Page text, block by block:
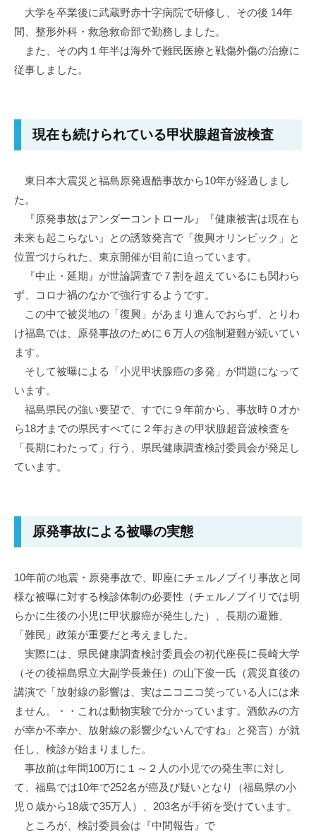
大学を卒業後に武蔵野赤十字病院で研修し、その後 14年
間、整形外科・救急救命部で勤務しました。
また、その内１年半は海外で難民医療と戦傷外傷の治療に
従事しました。
現在も続けられている甲状腺超音波検査
東日本大震災と福島原発過酷事故から10年が経過しまし
た。
『原発事故はアンダーコントロール』『健康被害は現在も
未来も起こらない』との誘致発言で「復興オリンピック」と
位置づけられた、東京開催が目前に迫っています。
『中止・延期』が世論調査で７割を超えているにも関わら
ず、コロナ禍のなかで強行するようです。
この中で被災地の「復興」があまり進んでおらず、とりわ
け福島では、原発事故のために６万人の強制避難が続いてい
ます。
そして被曝による「小児甲状腺癌の多発」が問題になって
います。
福島県民の強い要望で、すでに９年前から、事故時０才か
ら18才までの県民すべてに２年おきの甲状腺超音波検査を
「長期にわたって」行う、県民健康調査検討委員会が発足し
ています。
原発事故による被曝の実態
10年前の地震・原発事故で、即座にチェルノブイリ事故と同
様な被曝に対する検診体制の必要性（チェルノブイリでは明
らかに生後の小児に甲状腺癌が発生した）、長期の避難、
「難民」政策が重要だと考えました。
実際には、県民健康調査検討委員会の初代座長に長崎大学
（その後福島県立大副学長兼任）の山下俊一氏（震災直後の
講演で「放射線の影響は、実はニコニコ笑っている人には来
ません。・・これは動物実験で分かっています。酒飲みの方
が幸か不幸か、放射線の影響少ないんですね」と発言）が就
任し、検診が始まりました。
事故前は年間100万に１～２人の小児での発生率に対し
て、福島では10年で252名が癌及び疑いとなり（福島県の小
児０歳から18歳で35万人）、203名が手術を受けています。
ところが、検討委員会は『中間報告』で